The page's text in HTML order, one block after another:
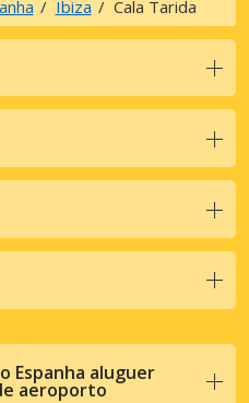
Ibiza Cala Tarida
Espanha aluguer
aeroporto